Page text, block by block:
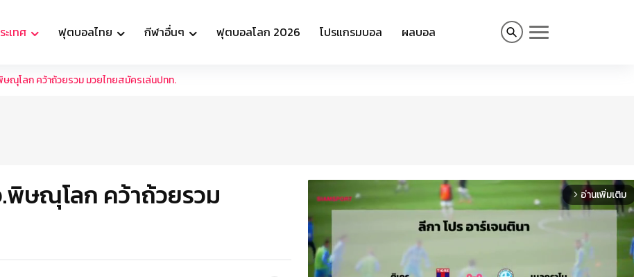
เทศ ฟุตบอลไทย กีฬาอื่นๆ ฟุตบอลโลก 2026 โปรแกรมบอล ผลบอล
ณุโลก คว้าถ้วยรวม มวยไทยสมัครเล่นปทท.
ษณุโลก คว้าถ้วยรวม
arrow_forward_ios อ่านเพิ่มเติม